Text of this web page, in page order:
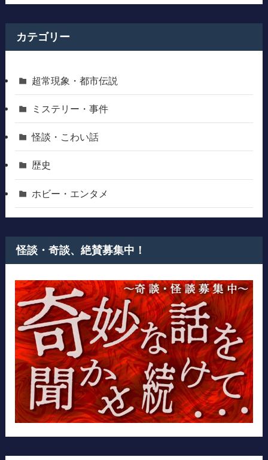
カテゴリー
超常現象・都市伝説
ミステリー・事件
怪談・こわい話
歴史
ホビー・エンタメ
怪談・奇談、絶賛募集中！